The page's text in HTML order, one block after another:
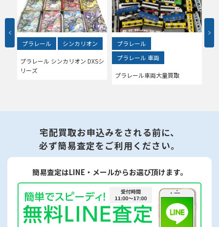
プラレール シンカリオン
プラレール シンカリオン DXSシ
リーズ
プラレール
プラレール 車両
プラレール車両大量買取
宅配買取お申込みをされる前に、
必ず簡易査定をご利用ください。
簡易査定はLINE・メールからお選び頂けます。